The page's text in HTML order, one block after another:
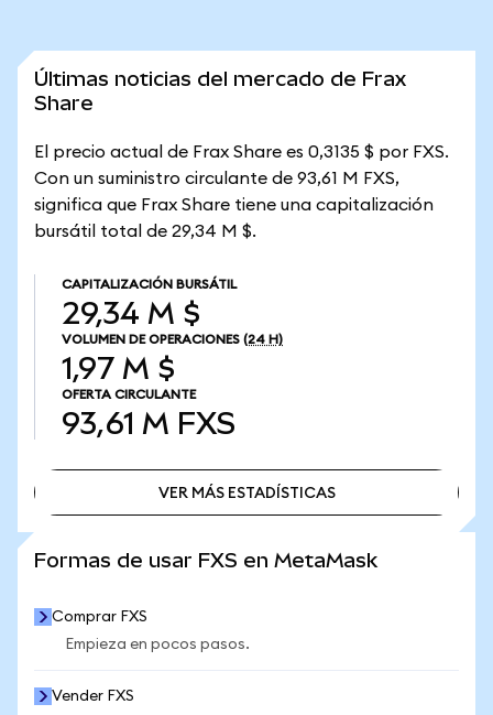
Últimas noticias del mercado de Frax
Share
El precio actual de Frax Share es 0,3135 $ por FXS.
Con un suministro circulante de 93,61 M FXS,
significa que Frax Share tiene una capitalización
bursátil total de 29,34 M $.
CAPITALIZACIÓN BURSÁTIL
29,34 M $
VOLUMEN DE OPERACIONES (24 H)
1,97 M $
OFERTA CIRCULANTE
93,61 M FXS
VER MÁS ESTADÍSTICAS
Formas de usar FXS en MetaMask
Comprar FXS
Empieza en pocos pasos.
Vender FXS